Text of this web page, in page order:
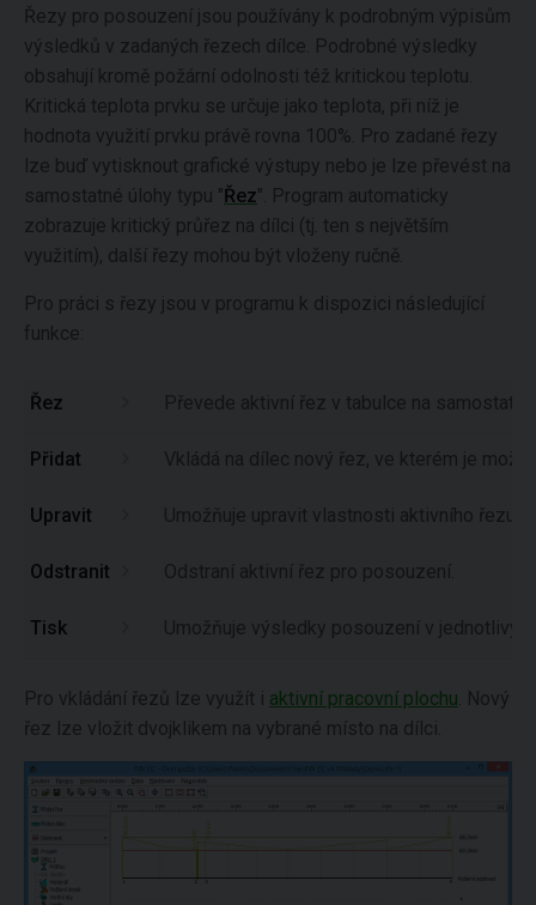
Řezy pro posouzení jsou používány k podrobným výpisům
výsledků v zadaných řezech dílce. Podrobné výsledky
obsahují kromě požární odolnosti též kritickou teplotu.
Kritická teplota prvku se určuje jako teplota, při níž je
hodnota využití prvku právě rovna 100%. Pro zadané řezy
lze buď vytisknout grafické výstupy nebo je lze převést na
samostatné úlohy typu "Řez". Program automaticky
zobrazuje kritický průřez na dílci (tj. ten s největším
využitím), další řezy mohou být vloženy ručně.
Pro práci s řezy jsou v programu k dispozici následující
funkce:
Řez Převede aktivní řez v tabulce na
Přidat Vkládá na dílec nový řez, ve kterém je
Upravit Umožňuje upravit vlastnosti aktivního řezu
Odstranit Odstraní aktivní řez pro posouzení.
Tisk Umožňuje výsledky posouzení v
Pro vkládání řezů lze využít i aktivní pracovní plochu . Nový
řez lze vložit dvojklikem na vybrané místo na dílci.